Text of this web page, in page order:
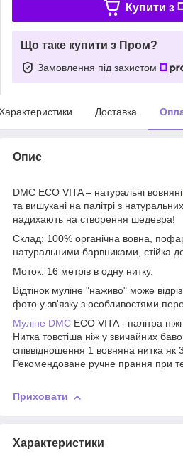
Купити з
Що таке купити з Пром?
Замовлення під захистом
Доставка
Опис
DMC ECO VITA – натуральні вовняні
та вишукані на палітрі з натуральних
надихають на створення шедевра!
Склад: 100% органічна вовна,
натуральними барвниками, стійка
Моток: 16 метрів в одну нитку.
Відтінок муліне "наживо" може
фото у зв'язку з особливостями
Муліне DMC ECO VITA - палітра
Нитка товстіша ніж у звичайних
співвідношення 1 вовняна нитка як
Рекомендоване ручне прання при
Приховати
Характеристики